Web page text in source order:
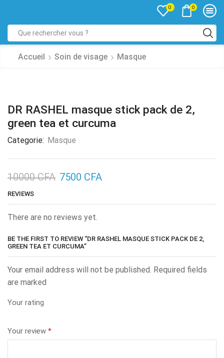
0 0
Accueil Soin de visage Masque
DR RASHEL masque stick pack de 2,
green tea et curcuma
Categorie: Masque
10000CFA 7500 CFA
REVIEWS
There are no reviews yet.
BE THE FIRST TO REVIEW “DR RASHEL MASQUE STICK PACK DE 2,
GREEN TEA ET CURCUMA”
Your email address will not be published. Required fields
are marked
Your rating
Your review *